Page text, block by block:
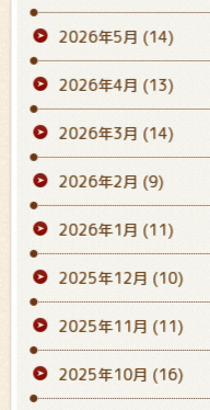
2026年5月 (14)
2026年4月 (13)
2026年3月 (14)
2026年2月 (9)
2026年1月 (11)
2025年12月 (10)
2025年11月 (11)
2025年10月 (16)